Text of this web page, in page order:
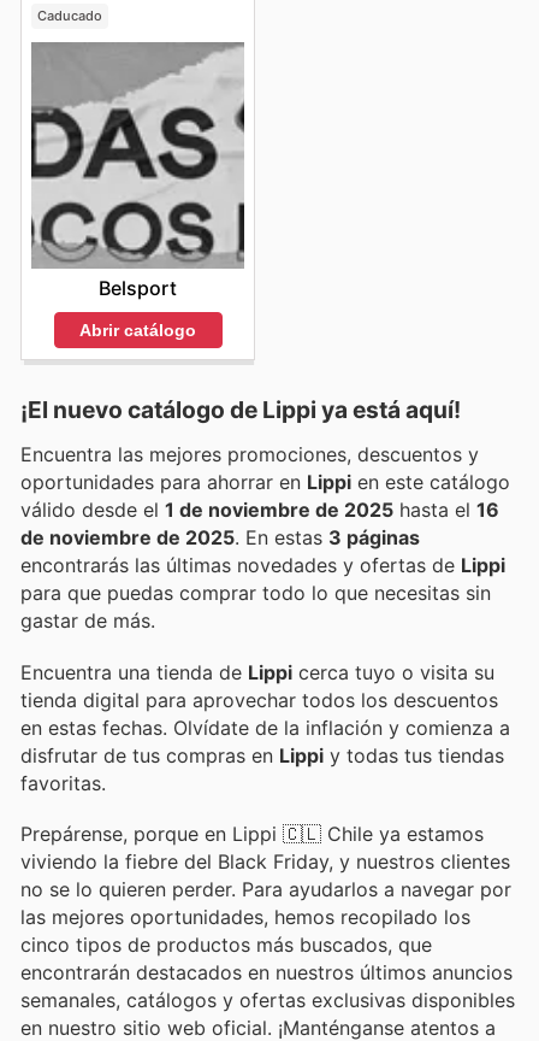
Caducado
Belsport
Abrir catálogo
¡El nuevo catálogo de Lippi ya está aquí!
Encuentra las mejores promociones, descuentos y
oportunidades para ahorrar en Lippi en este catálogo
válido desde el 1 de noviembre de 2025 hasta el 16
de noviembre de 2025 . En estas 3 páginas
encontrarás las últimas novedades y ofertas de Lippi
para que puedas comprar todo lo que necesitas sin
gastar de más.
Encuentra una tienda de Lippi cerca tuyo o visita su
tienda digital para aprovechar todos los descuentos
en estas fechas. Olvídate de la inflación y comienza a
disfrutar de tus compras en Lippi y todas tus tiendas
favoritas.
Prepárense, porque en Lippi 🇨🇱 Chile ya estamos
viviendo la fiebre del Black Friday, y nuestros clientes
no se lo quieren perder. Para ayudarlos a navegar por
las mejores oportunidades, hemos recopilado los
cinco tipos de productos más buscados, que
encontrarán destacados en nuestros últimos anuncios
semanales, catálogos y ofertas exclusivas disponibles
en nuestro sitio web oficial. ¡Manténganse atentos a